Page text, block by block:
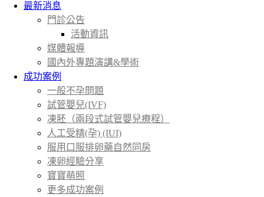
最新消息
門診公告
活動資訊
媒體報導
國內外專題演講&學術
成功案例
一般不孕問題
試管嬰兒(IVF)
凍胚（兩段式試管嬰兒療程）
人工受精(孕) (IUI)
服用口服排卵藥自然同房
凍卵經驗分享
寶寶萌照
更多成功案例